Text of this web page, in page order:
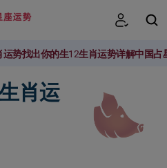
运势找出你的生12生肖运势详解中国占
肖运